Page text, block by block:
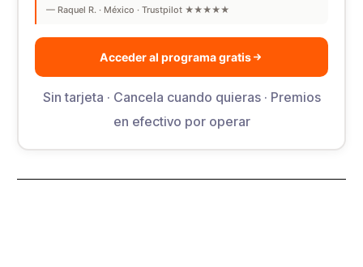
— Raquel R. · México · Trustpilot ★★★★★
Acceder al programa gratis
Sin tarjeta · Cancela cuando quieras · Premios
en efectivo por operar